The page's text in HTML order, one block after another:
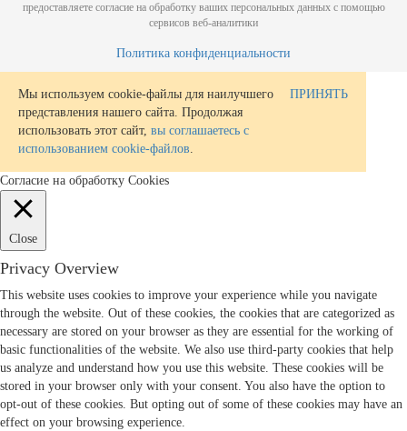
предоставляете согласие на обработку ваших персональных данных с помощью
сервисов веб-аналитики
Политика конфиденциальности
Мы используем cookie-файлы для наилучшего
представления нашего сайта. Продолжая
использовать этот сайт, вы соглашаетесь с
использованием cookie-файлов.
ПРИНЯТЬ
Согласие на обработку Cookies
Close
Privacy Overview
This website uses cookies to improve your experience while you navigate
through the website. Out of these cookies, the cookies that are categorized as
necessary are stored on your browser as they are essential for the working of
basic functionalities of the website. We also use third-party cookies that help
us analyze and understand how you use this website. These cookies will be
stored in your browser only with your consent. You also have the option to
opt-out of these cookies. But opting out of some of these cookies may have an
effect on your browsing experience.